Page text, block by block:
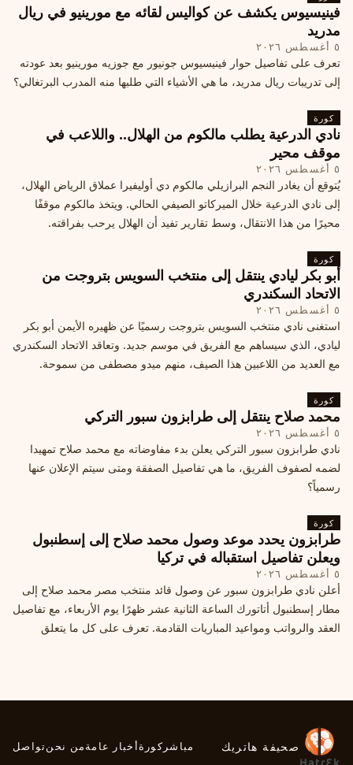
فينيسيوس يكشف عن كواليس لقائه مع مورينيو في ريال
مدريد
٥ أغسطس ٢٠٢٦
تعرف على تفاصيل حوار فينيسيوس جونيور مع جوزيه مورينيو بعد عودته
إلى تدريبات ريال مدريد، ما هي الأشياء التي طلبها منه المدرب البرتغالي؟
كورة
نادي الدرعية يطلب مالكوم من الهلال.. واللاعب في
موقف محير
٥ أغسطس ٢٠٢٦
يُتوقع أن يغادر النجم البرازيلي مالكوم دي أوليفيرا عملاق الرياض الهلال،
إلى نادي الدرعية خلال الميركاتو الصيفي الحالي. ويتخذ مالكوم موقفًا
محيرًا من هذا الانتقال، وسط تقارير تفيد أن الهلال يرحب بفراقته.
كورة
أبو بكر ليادي ينتقل إلى منتخب السويس بتروجت من
الاتحاد السكندري
٥ أغسطس ٢٠٢٦
استغنى نادي منتخب السويس بتروجت رسميًا عن ظهيره الأيمن أبو بكر
ليادي، الذي سيساهم مع الفريق في موسم جديد. وتعاقد الاتحاد السكندري
مع العديد من اللاعبين هذا الصيف، منهم ميدو مصطفى من سموحة.
كورة
محمد صلاح ينتقل إلى طرابزون سبور التركي
٥ أغسطس ٢٠٢٦
نادي طرابزون سبور التركي يعلن بدء مفاوضاته مع محمد صلاح تمهيدا
لضمه لصفوف الفريق، ما هي تفاصيل الصفقة ومتى سيتم الإعلان عنها
رسمياً؟
كورة
طرابزون يحدد موعد وصول محمد صلاح إلى إسطنبول
ويعلن تفاصيل استقباله في تركيا
٥ أغسطس ٢٠٢٦
أعلن نادي طرابزون سبور عن وصول قائد منتخب مصر محمد صلاح إلى
مطار إسطنبول أتاتورك الساعة الثانية عشر ظهرًا يوم الأربعاء، مع تفاصيل
العقد والرواتب ومواعيد المباريات القادمة. تعرف على كل ما يتعلق
صحيفة هاتريك مباشر كورةأخبار عامةمن نحنتواصل